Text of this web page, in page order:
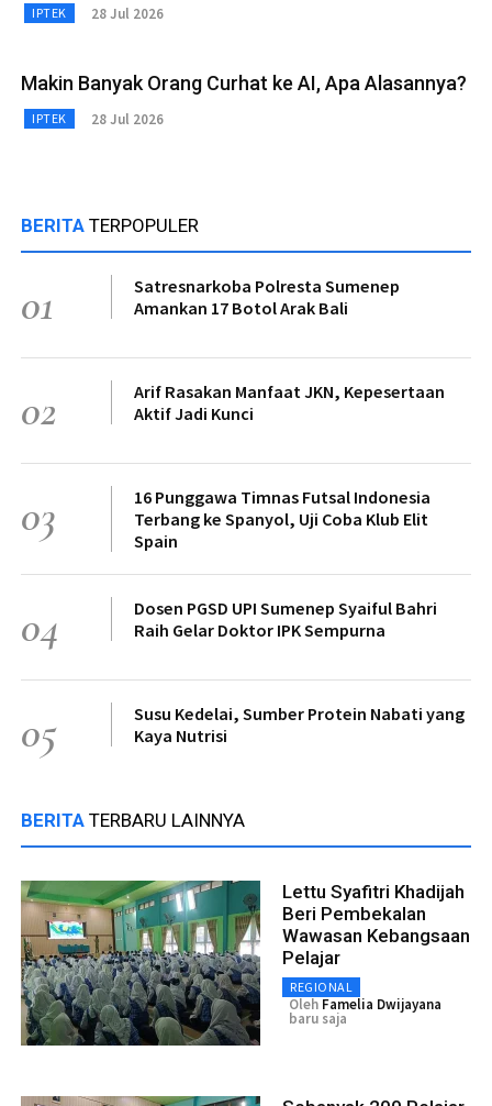
IPTEK 28 Jul 2026
Makin Banyak Orang Curhat ke AI, Apa Alasannya?
IPTEK 28 Jul 2026
BERITA TERPOPULER
01
Satresnarkoba Polresta Sumenep
Amankan 17 Botol Arak Bali
02
Arif Rasakan Manfaat JKN, Kepesertaan
Aktif Jadi Kunci
03
16 Punggawa Timnas Futsal Indonesia
Terbang ke Spanyol, Uji Coba Klub Elit
Spain
04
Dosen PGSD UPI Sumenep Syaiful Bahri
Raih Gelar Doktor IPK Sempurna
05
Susu Kedelai, Sumber Protein Nabati yang
Kaya Nutrisi
BERITA TERBARU LAINNYA
Lettu Syafitri Khadijah
Beri Pembekalan
Wawasan Kebangsaan
Pelajar
REGIONAL
Oleh Famelia Dwijayana
baru saja